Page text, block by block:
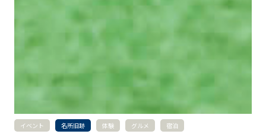
イベント 名所旧跡 体験 グルメ 宿泊